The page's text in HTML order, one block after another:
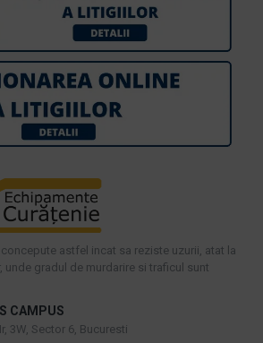
astfel incat sa reziste uzurii, atat la
unde gradul de murdarire si traficul sunt
CAMPUS
3W, Sector 6, Bucuresti